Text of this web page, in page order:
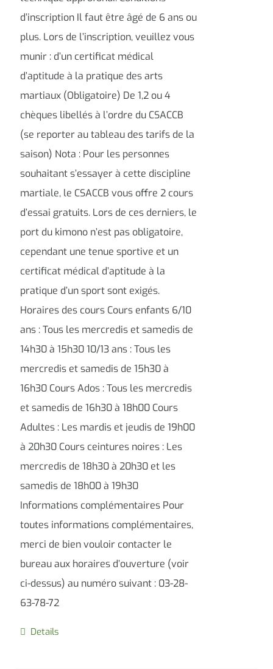
d’inscription Il faut être âgé de 6 ans ou
plus. Lors de l’inscription, veuillez vous
munir : d’un certificat médical
d’aptitude à la pratique des arts
martiaux (Obligatoire) De 1,2 ou 4
chèques libellés à l’ordre du CSACCB
(se reporter au tableau des tarifs de la
saison) Nota : Pour les personnes
souhaitant s’essayer à cette discipline
martiale, le CSACCB vous offre 2 cours
d’essai gratuits. Lors de ces derniers, le
port du kimono n’est pas obligatoire,
cependant une tenue sportive et un
certificat médical d’aptitude à la
pratique d’un sport sont exigés.
Horaires des cours Cours enfants 6/10
ans : Tous les mercredis et samedis de
14h30 à 15h30 10/13 ans : Tous les
mercredis et samedis de 15h30 à
16h30 Cours Ados : Tous les mercredis
et samedis de 16h30 à 18h00 Cours
Adultes : Les mardis et jeudis de 19h00
à 20h30 Cours ceintures noires : Les
mercredis de 18h30 à 20h30 et les
samedis de 18h00 à 19h30
Informations complémentaires Pour
toutes informations complémentaires,
merci de bien vouloir contacter le
bureau aux horaires d’ouverture (voir
ci-dessus) au numéro suivant : 03-28-
63-78-72
Details